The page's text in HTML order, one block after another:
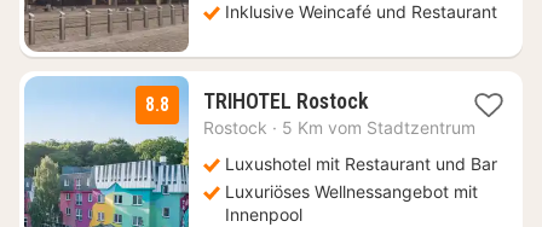
Inklusive Weincafé und Restaurant
8.8 TRIHOTEL Rostock1
Nacht
114
€
Rostock · 5 Km vom Stadtzentrum
Luxushotel mit Restaurant und Bar
Luxuriöses Wellnessangebot mit
Innenpool